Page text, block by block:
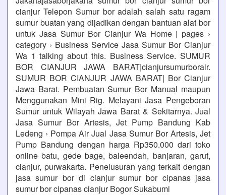
cianjur Telepon Sumur bor adalah salah satu ragam
sumur buatan yang dijadikan dengan bantuan alat bor
untuk Jasa Sumur Bor Cianjur Wa Home | pages ›
category › Business Service Jasa Sumur Bor Cianjur
Wa 1 talking about this. Business Service. SUMUR
BOR CIANJUR JAWA BARAT|cianjursumurborair.
SUMUR BOR CIANJUR JAWA BARAT| Bor Cianjur
Jawa Barat. Pembuatan Sumur Bor Manual maupun
Menggunakan Mini Rig. Melayani Jasa Pengeboran
Sumur untuk Wilayah Jawa Barat & Sekitarnya. Jual
Jasa Sumur Bor Artesis, Jet Pump Bandung Kab
Ledeng › Pompa Air Jual Jasa Sumur Bor Artesis, Jet
Pump Bandung dengan harga Rp350.000 dari toko
online batu, gede bage, baleendah, banjaran, garut,
cianjur, purwakarta. Penelusuran yang terkait dengan
jasa sumur bor di cianjur sumur bor cipanas jasa
sumur bor cipanas cianjur Bogor Sukabumi